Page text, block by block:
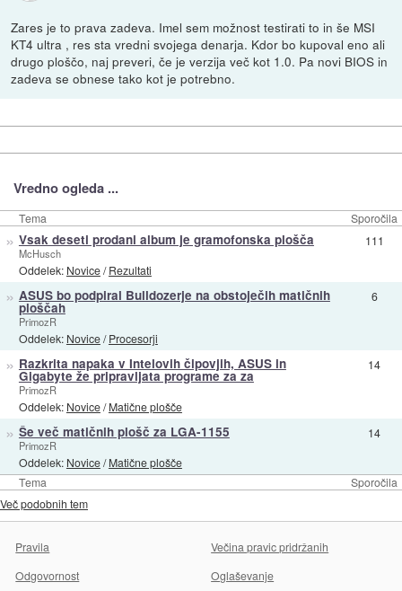
Zares je to prava zadeva. Imel sem možnost testirati to in še MSI
KT4 ultra , res sta vredni svojega denarja. Kdor bo kupoval eno ali
drugo ploščo, naj preveri, če je verzija več kot 1.0. Pa novi BIOS in
zadeva se obnese tako kot je potrebno.
Vredno ogleda ...
Tema Sporočila
Tema Sporočila
» Vsak deseti prodani album je gramofonska plošča
McHusch
Oddelek: Novice/Rezultati
111
» ASUS bo podpiral Bulldozerje na obstoječih matičnih
ploščah
PrimozR
Oddelek: Novice/Procesorji
6
» Razkrita napaka v Intelovih čipovjih, ASUS in
Gigabyte že pripravljata programe za za
PrimozR
Oddelek: Novice/Matične plošče
14
» Še več matičnih plošč za LGA-1155
PrimozR
Oddelek: Novice/Matične plošče
14
Več podobnih tem
Pravila
Večina pravic pridržanih
Odgovornost
Oglaševanje